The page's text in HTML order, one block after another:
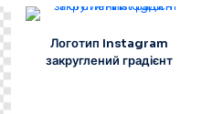
Логотип Instagram
закруглений градієнт